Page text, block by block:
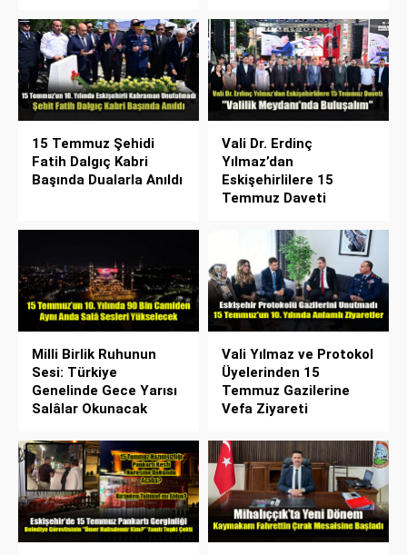
15 Temmuz Şehidi
Fatih Dalgıç Kabri
Başında Dualarla Anıldı
Vali Dr. Erdinç
Yılmaz’dan
Eskişehirlilere 15
Temmuz Daveti
Milli Birlik Ruhunun
Sesi: Türkiye
Genelinde Gece Yarısı
Salâlar Okunacak
Vali Yılmaz ve Protokol
Üyelerinden 15
Temmuz Gazilerine
Vefa Ziyareti